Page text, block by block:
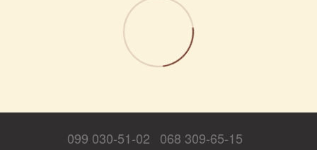
099 030-51-02 068 309-65-15